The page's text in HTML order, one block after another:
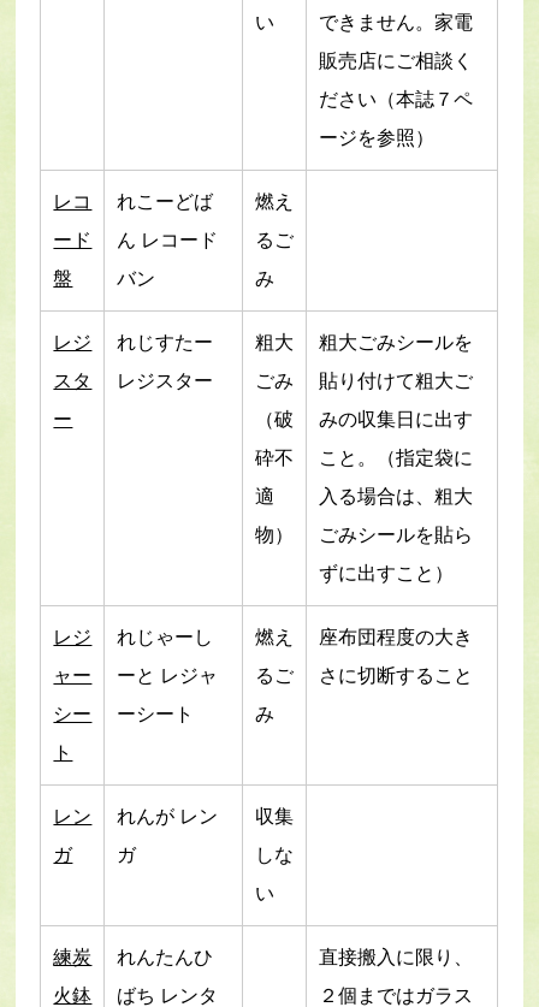
い
できません。家電
販売店にご相談く
ださい（本誌７ペ
ージを参照）
レコ
ード
盤
れこーどば
ん レコード
バン
燃え
るご
み
レジ
スタ
ー
れじすたー
レジスター
粗大
ごみ
（破
砕不
適
物）
粗大ごみシールを
貼り付けて粗大ご
みの収集日に出す
こと。（指定袋に
入る場合は、粗大
ごみシールを貼ら
ずに出すこと）
レジ
ャー
シー
ト
れじゃーし
ーと レジャ
ーシート
燃え
るご
み
座布団程度の大き
さに切断すること
レン
ガ
れんが レン
ガ
収集
しな
い
練炭
火鉢
れんたんひ
ばち レンタ
直接搬入に限り、
２個まではガラス